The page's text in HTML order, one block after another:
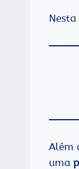
Além
uma